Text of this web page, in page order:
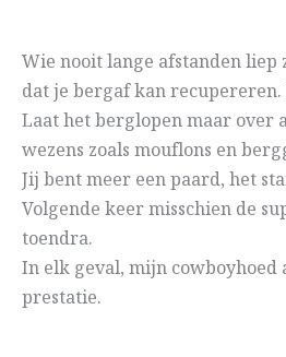
Wie nooit lange afstanden liep
dat je bergaf kan
Laat het berglopen maar over
wezens zoals mouflons en
Jij bent meer een paard, het
Volgende keer misschien de
toendra.
In elk geval, mijn
prestatie.